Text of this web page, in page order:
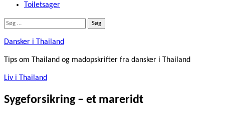
Toiletsager
Søg
Dansker i Thailand
Tips om Thailand og madopskrifter fra dansker i Thailand
Liv i Thailand
Sygeforsikring – et mareridt